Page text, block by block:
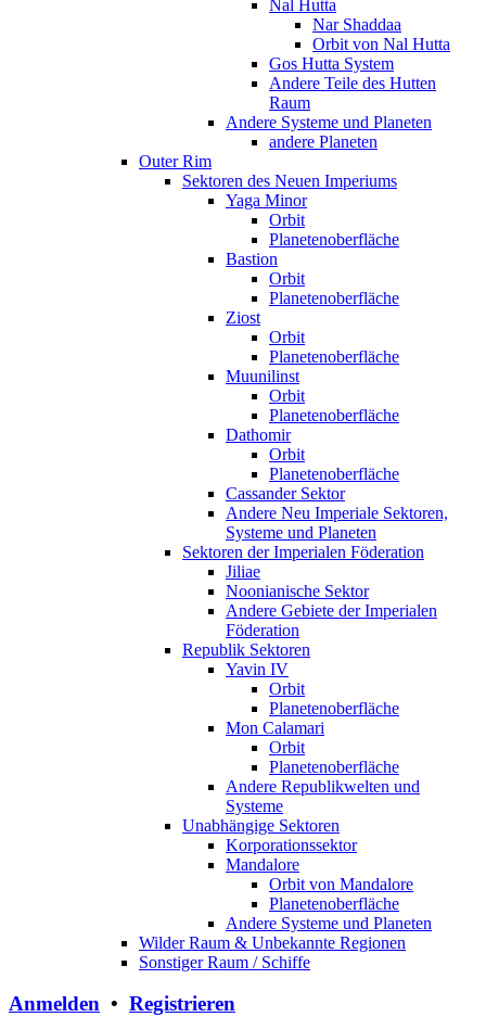
Nal Hutta
Nar Shaddaa
Orbit von Nal Hutta
Gos Hutta System
Andere Teile des Hutten
Raum
Andere Systeme und Planeten
andere Planeten
Outer Rim
Sektoren des Neuen Imperiums
Yaga Minor
Orbit
Planetenoberfläche
Bastion
Orbit
Planetenoberfläche
Ziost
Orbit
Planetenoberfläche
Muunilinst
Orbit
Planetenoberfläche
Dathomir
Orbit
Planetenoberfläche
Cassander Sektor
Andere Neu Imperiale Sektoren,
Systeme und Planeten
Sektoren der Imperialen Föderation
Jiliae
Noonianische Sektor
Andere Gebiete der Imperialen
Föderation
Republik Sektoren
Yavin IV
Orbit
Planetenoberfläche
Mon Calamari
Orbit
Planetenoberfläche
Andere Republikwelten und
Systeme
Unabhängige Sektoren
Korporationssektor
Mandalore
Orbit von Mandalore
Planetenoberfläche
Andere Systeme und Planeten
Wilder Raum & Unbekannte Regionen
Sonstiger Raum / Schiffe
Anmelden • Registrieren